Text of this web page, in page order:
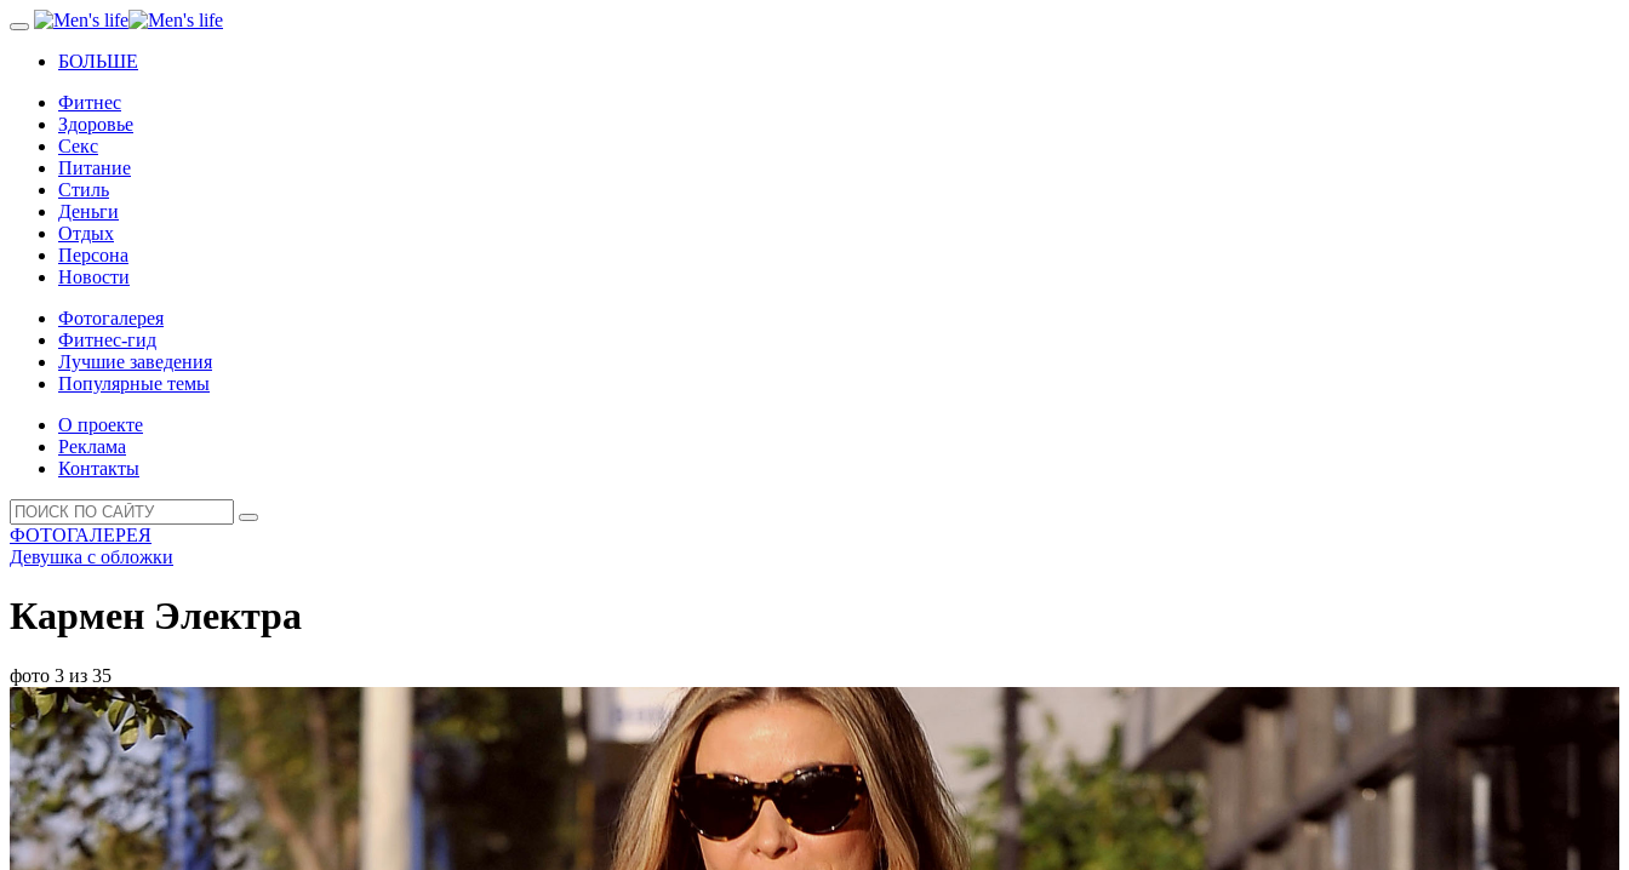
БОЛЬШЕ
Фитнес
Здоровье
Секс
Питание
Стиль
Деньги
Отдых
Персона
Новости
Фотогалерея
Фитнес-гид
Лучшие заведения
Популярные темы
О проекте
Реклама
Контакты
ФОТОГАЛЕРЕЯ
Девушка с обложки
Кармен Электра
фото 3 из 35